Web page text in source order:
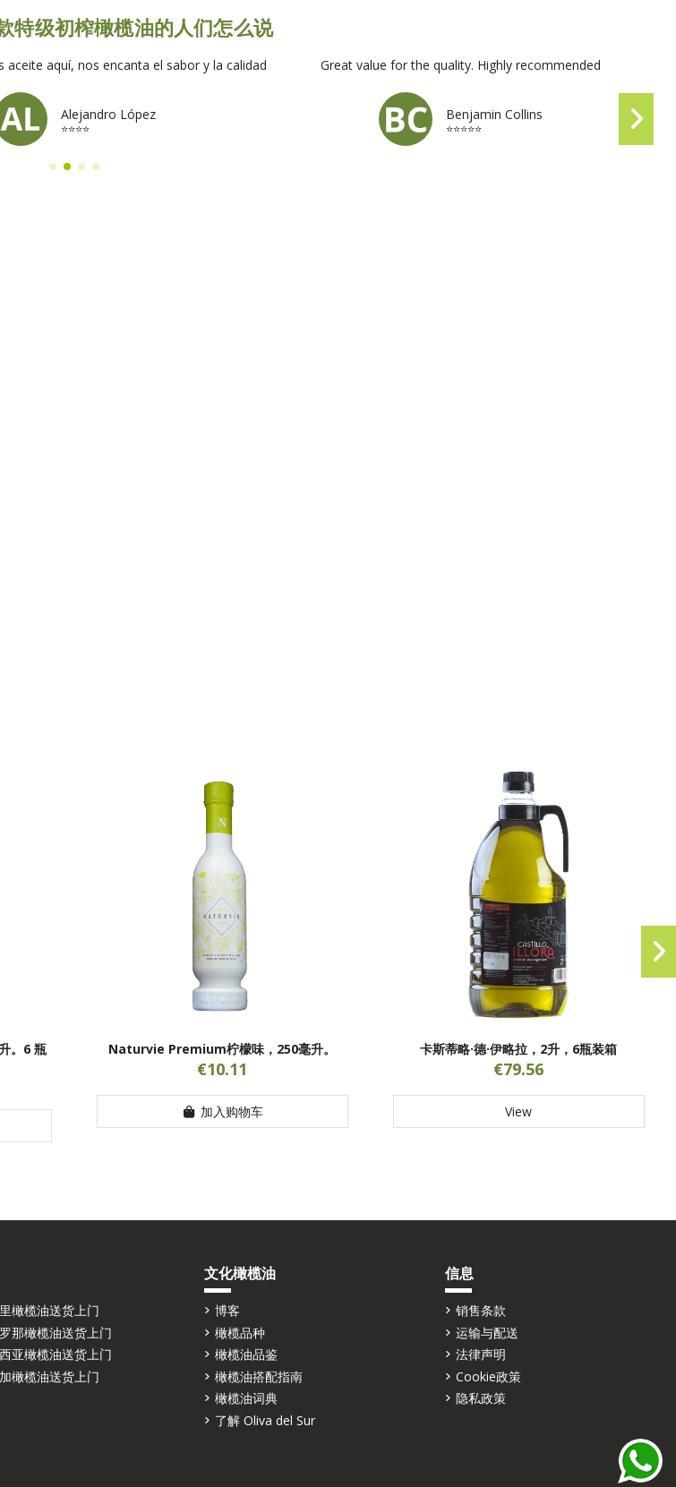
特级初榨橄榄油的人们怎么说
aceite aquí, nos encanta el sabor y la calidad
Alejandro López
⭐⭐⭐⭐
Great value for the quality. Highly recommended
Benjamin Collins
⭐⭐⭐⭐⭐
。6 瓶
Naturvie Premium柠檬味，250毫升。
€10.11
加入购物车
卡斯蒂略·德·伊略拉，2升，6瓶装箱
€79.56
View
橄榄油送货上门
那橄榄油送货上门
亚橄榄油送货上门
橄榄油送货上门
文化橄榄油
博客
橄榄品种
橄榄油品鉴
橄榄油搭配指南
橄榄油词典
了解 Oliva del Sur
信息
销售条款
运输与配送
法律声明
Cookie政策
隐私政策